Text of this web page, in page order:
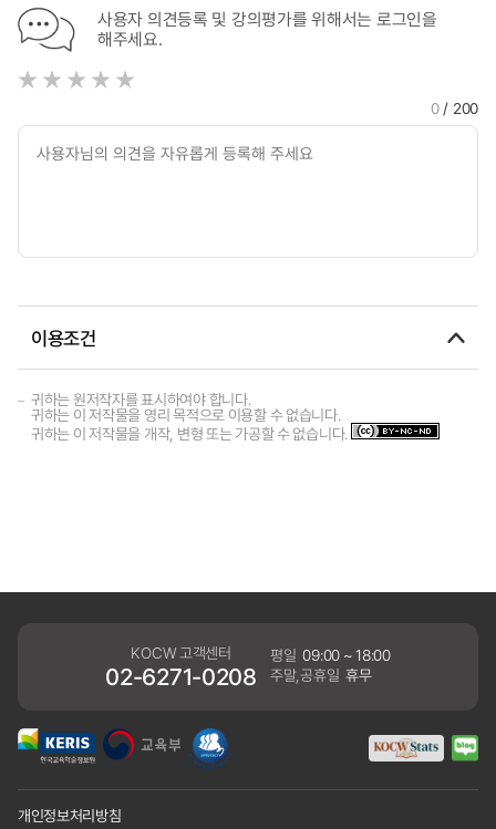
사용자 의견등록 및 강의평가를 위해서는 로그인을
해주세요.
0/ 200
이용조건
귀하는 원저작자를 표시하여야 합니다.
귀하는 이 저작물을 영리 목적으로 이용할 수 없습니다.
귀하는 이 저작물을 개작, 변형 또는 가공할 수 없습니다.
KOCW 고객센터
02-6271-0208
평일 09:00 ~ 18:00
주말,공휴일 휴무
개인정보처리방침